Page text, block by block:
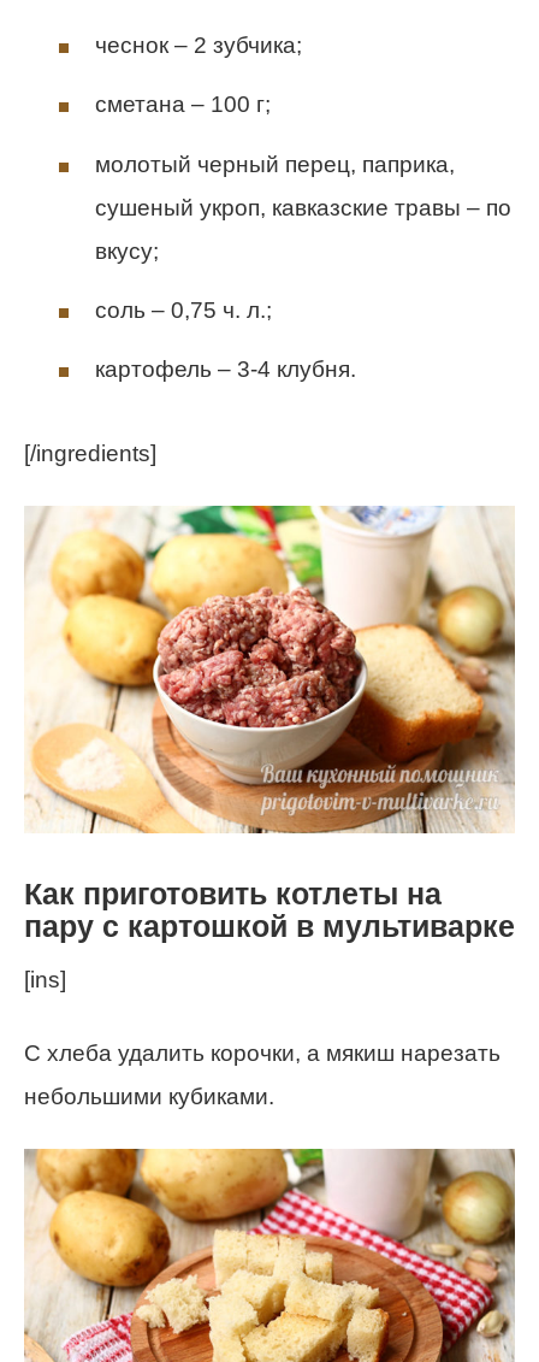
чеснок – 2 зубчика;
сметана – 100 г;
молотый черный перец, паприка,
сушеный укроп, кавказские травы – по
вкусу;
соль – 0,75 ч. л.;
картофель – 3-4 клубня.
[/ingredients]
Как приготовить котлеты на
пару с картошкой в мультиварке
[ins]
С хлеба удалить корочки, а мякиш нарезать
небольшими кубиками.